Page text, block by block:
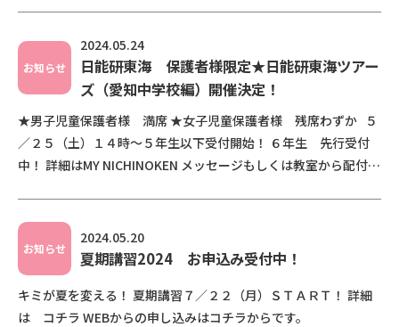
お知らせ
2024.05.24
日能研東海 保護者様限定★日能研東海ツアー
ズ（愛知中学校編）開催決定！
★男子児童保護者様 満席 ★女子児童保護者様 残席わずか ５
／２５（土）１４時～５年生以下受付開始！ ６年生 先行受付
中！ 詳細はMY NICHINOKEN メッセージもしくは教室から配付し
お知らせ
2024.05.20
夏期講習2024 お申込み受付中！
キミが夏を変える！ 夏期講習７／２２（月）ＳＴＡＲＴ！ 詳細
は コチラ WEBからの申し込みはコチラからです。